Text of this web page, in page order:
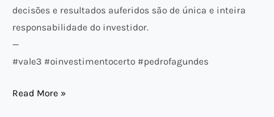
decisões e resultados auferidos são de única e inteira
responsabilidade do investidor.
—
#vale3 #oinvestimentocerto #pedrofagundes
Read More »